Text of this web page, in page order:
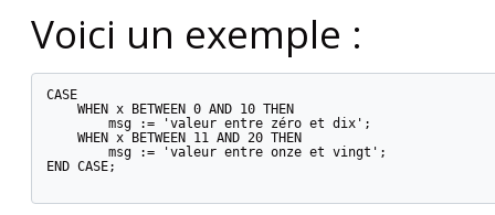
Voici un exemple :
CASE
    WHEN x BETWEEN 0 AND 10 THEN
        msg := 'valeur entre zéro et dix';
    WHEN x BETWEEN 11 AND 20 THEN
        msg := 'valeur entre onze et vingt';
END CASE;